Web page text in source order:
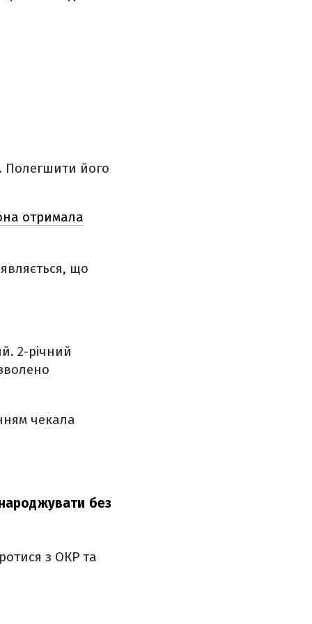
Полегшити його
отримала
що
2-річний
чекала
без
з ОКР та